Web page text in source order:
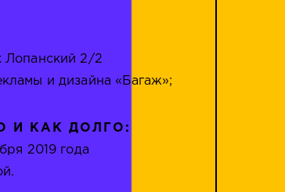
Лопанский 2/2
и дизайна «Багаж»;
И КАК ДОЛГО:
2019 года